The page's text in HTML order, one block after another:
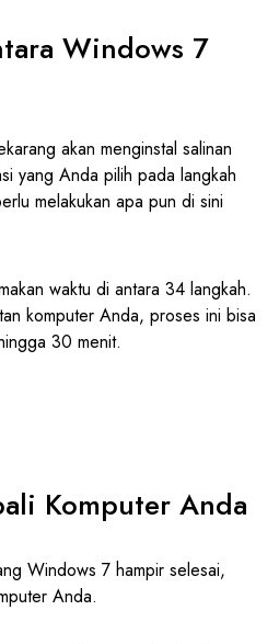
Windows 7
akan menginstal salinan
yang Anda pilih pada langkah
melakukan apa pun di sini
waktu di antara 34 langkah.
komputer Anda, proses ini bisa
30 menit.
Komputer Anda
Windows 7 hampir selesai,
Anda.